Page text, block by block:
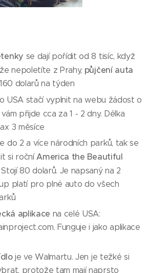
se dají pořídit od 8 tisíc, když
nepoletíte z Prahy, půjčení auta
dolarů na týden
USA stačí vyplnit na webu žádost o
přijde cca za 1 - 2 dny. Délka
3 měsíce
do 2 a více národních parků, tak se
si ročníAmerica the Beautiful
Stojí 80 dolarů. Je napsaný na 2
platí pro plné auto do všech
aplikace na celé USA:
Funguje i jako aplikace
je ve Walmartu. Jen je težké si
protože tam mají naprsto